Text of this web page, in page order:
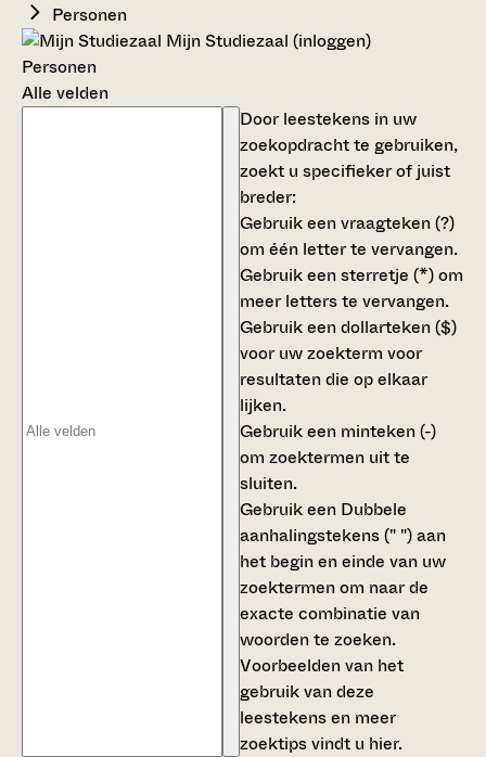
Personen
Mijn Studiezaal (inloggen)
Personen
Alle velden
Door leestekens in uw
zoekopdracht te gebruiken,
zoekt u specifieker of juist
breder:
Gebruik eenvraagteken (?)
om één letter te vervangen.
Gebruik eensterretje (*)om
meer letters te vervangen.
Gebruik eendollarteken ($)
voor uw zoekterm voor
resultaten die op elkaar
lijken.
Gebruik een minteken (-)
om zoektermen uit te
sluiten.
Gebruik een Dubbele
aanhalingstekens (" ")aan
het begin en einde van uw
zoektermen om naar de
exacte combinatie van
woorden te zoeken.
Voorbeelden van het
gebruik van deze
leestekens en meer
zoektips vindt u hier.